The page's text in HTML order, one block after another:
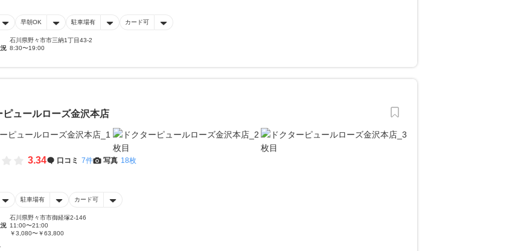
早朝OK 駐車場有 カード可
石川県野々市市三納1丁目43-2
8:30〜19:00
ピュールローズ金沢本店
3.34 口コミ 7件 写真 18枚
駐車場有 カード可
石川県野々市市御経塚2-146
11:00〜21:00
￥3,080〜￥63,800